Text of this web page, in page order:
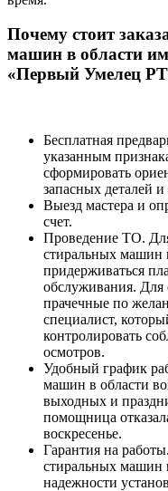
Почему стоит
машин в области
«Первый Умелец
Бесплатная
указанным
сформировать
запасных деталей
Выезд мастера и
счет.
Проведение ТО.
стиральных машин
придерживаться
обслуживания.
прачечные по
специалист,
контролировать
осмотров.
Удобный график
машин в области
выходных и
помощница
воскресенье.
Гарантия на
стиральных машин
надежности